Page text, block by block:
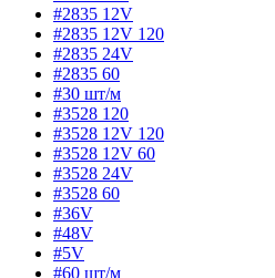
#2835 12V
#2835 12V 120
#2835 24V
#2835 60
#30 шт/м
#3528 120
#3528 12V 120
#3528 12V 60
#3528 24V
#3528 60
#36V
#48V
#5V
#60 шт/м